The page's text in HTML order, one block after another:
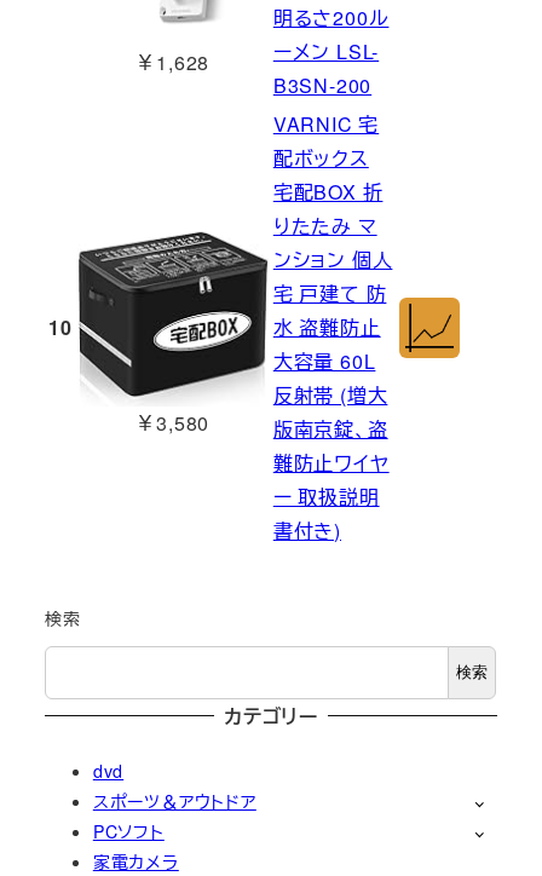
￥1,628
明るさ200ル
ーメン LSL-
B3SN-200
10
￥3,580
VARNIC 宅
配ボックス
宅配BOX 折
りたたみ マ
ンション 個人
宅 戸建て 防
水 盗難防止
大容量 60L
反射帯 (増大
版南京錠、盗
難防止ワイヤ
ー 取扱説明
書付き)
検索
検索
カテゴリー
dvd
スポーツ＆アウトドア
PCソフト
家電カメラ